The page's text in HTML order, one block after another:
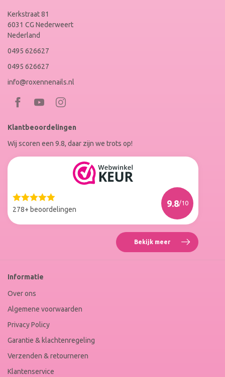
Kerkstraat 81
6031 CG Nederweert
Nederland
0495 626627
0495 626627
info@roxennenails.nl
Bezoek
Facebook
op
Instagram
Klantbeoordelingen
Wij scoren een 9.8, daar zijn we trots op!
278+ beoordelingen
9.8/10
Web
Winkel
Bekijk meer Reviews
Roxenne
Informatie
Over ons
Algemene voorwaarden
Privacy Policy
Garantie & klachtenregeling
Verzenden & retourneren
Klantenservice